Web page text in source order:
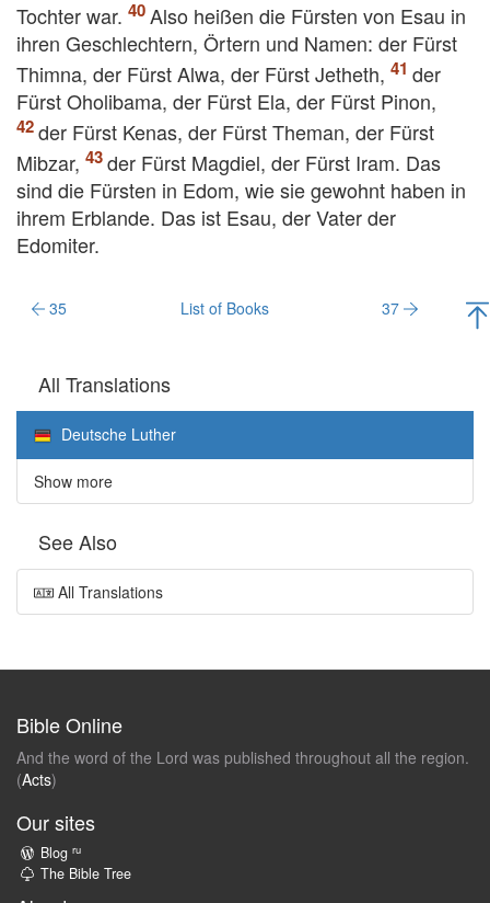
Tochter war.
Also heißen die Fürsten von Esau in
ihren Geschlechtern, Örtern und Namen: der Fürst
Thimna, der Fürst Alwa, der Fürst Jetheth,
der
Fürst Oholibama, der Fürst Ela, der Fürst Pinon,
der Fürst Kenas, der Fürst Theman, der Fürst
Mibzar,
der Fürst Magdiel, der Fürst Iram. Das
sind die Fürsten in Edom, wie sie gewohnt haben in
ihrem Erblande. Das ist Esau, der Vater der
Edomiter.
35 List of Books 37
All Translations
Deutsche Luther
Show more
See Also
All Translations
Bible Online
And the word of the Lord was published throughout all the region.
(Acts)
Our sites
Blog ru
The Bible Tree